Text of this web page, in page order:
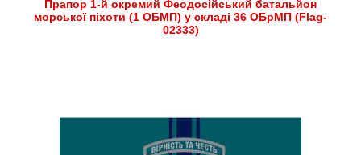
Прапор 1-й окремий Феодосійський батальйон
морської піхоти (1 ОБМП) у складі 36 ОБрМП (Flag-
02333)